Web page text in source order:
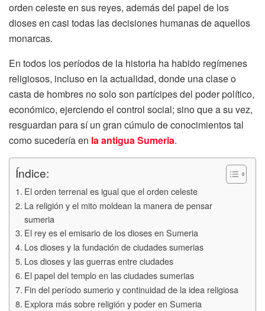
orden celeste en sus reyes, además del papel de los
dioses en casi todas las decisiones humanas de aquellos
monarcas.
En todos los períodos de la historia ha habido regímenes
religiosos, incluso en la actualidad, donde una clase o
casta de hombres no solo son partícipes del poder político,
económico, ejerciendo el control social; sino que a su vez,
resguardan para sí un gran cúmulo de conocimientos tal
como sucedería en la antigua Sumeria.
Índice:
El orden terrenal es igual que el orden celeste
La religión y el mito moldean la manera de pensar
sumeria
El rey es el emisario de los dioses en Sumeria
Los dioses y la fundación de ciudades sumerias
Los dioses y las guerras entre ciudades
El papel del templo en las ciudades sumerias
Fin del período sumerio y continuidad de la idea religiosa
Explora más sobre religión y poder en Sumeria